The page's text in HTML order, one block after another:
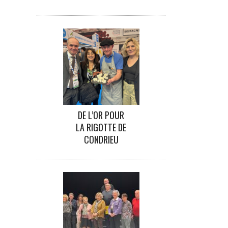
DE L’OR POUR
LA RIGOTTE DE
CONDRIEU